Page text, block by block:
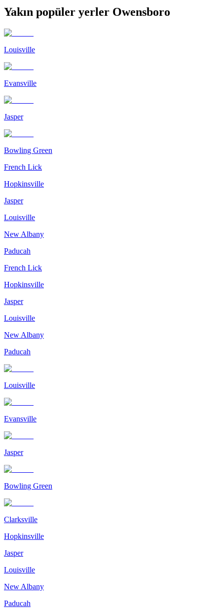
Yakın popüler yerler Owensboro
Louisville
Evansville
Jasper
Bowling Green
French Lick
Hopkinsville
Jasper
Louisville
New Albany
Paducah
French Lick
Hopkinsville
Jasper
Louisville
New Albany
Paducah
Louisville
Evansville
Jasper
Bowling Green
Clarksville
Hopkinsville
Jasper
Louisville
New Albany
Paducah